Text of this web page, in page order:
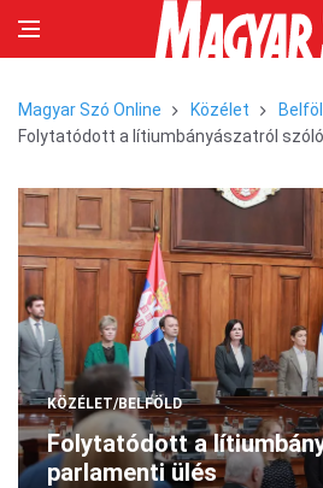
Magyar Szó Online Közélet
Folytatódott a lítiumbányászatról
KÖZÉLET/BELFÖLD
Folytatódott a
parlamenti ülés